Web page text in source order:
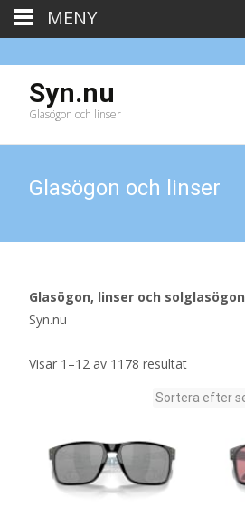
Syn.nu
Glasögon och linser
Glasögon och linser
Glasögon, linser och solglasögon
Syn.nu
Visar 1–12 av 1178 resultatSortera
senaste
MENY